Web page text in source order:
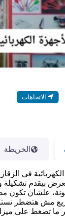
الاتجاهات
الخريطة
في
بيقدم
علشان تكون
مش هتضطر
ما تضغط على